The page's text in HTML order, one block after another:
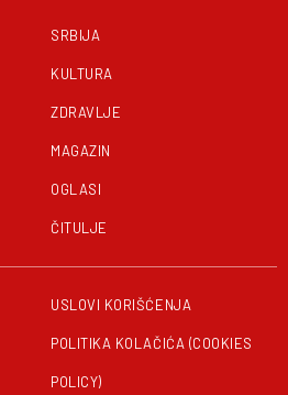
SRBIJA
KULTURA
ZDRAVLJE
MAGAZIN
OGLASI
ČITULJE
USLOVI KORIŠĆENJA
POLITIKA KOLAČIĆA (COOKIES
POLICY)